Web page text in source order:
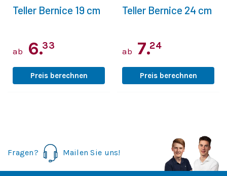
Teller Bernice 19 cm
ab 6.33
Preis berechnen
Teller Bernice 24 cm
ab 7.24
Preis berechnen
Fragen? Mailen Sie uns!